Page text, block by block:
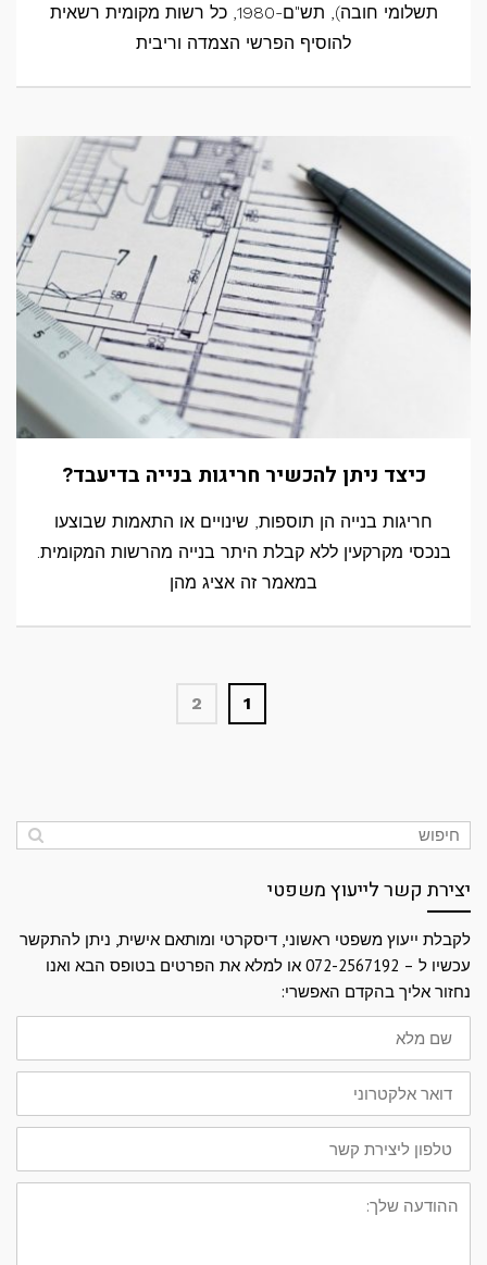
תשלומי חובה), תש"ם-1980, כל רשות מקומית רשאית
להוסיף הפרשי הצמדה וריבית
כיצד ניתן להכשיר חריגות בנייה בדיעבד?
חריגות בנייה הן תוספות, שינויים או התאמות שבוצעו
בנכסי מקרקעין ללא קבלת היתר בנייה מהרשות המקומית.
במאמר זה אציג מהן
1
2
יצירת קשר לייעוץ משפטי
לקבלת ייעוץ משפטי ראשוני, דיסקרטי ומותאם אישית, ניתן להתקשר
עכשיו ל – 072-2567192 או למלא את הפרטים בטופס הבא ואנו
נחזור אליך בהקדם האפשרי:
שם
מלא
דואר
אלקטרוני
טלפון
ליצירת
קשר
ההודעה
שלך: